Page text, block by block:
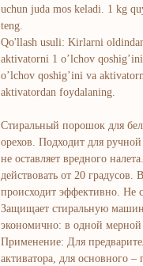
uchun juda mos keladi. 1 kg
teng.
Qo'llash usuli: Kirlarni
aktivatorni 1 o’lchov
o’lchov qoshig’ini va
aktivatordan foydalaning.
Стиральный порошок для
орехов. Подходит для
не оставляет вредного
действовать от 20
происходит эффективно. Не
Защищает стиральную
экономично: в одной
Применение: Для
активатора, для основного –